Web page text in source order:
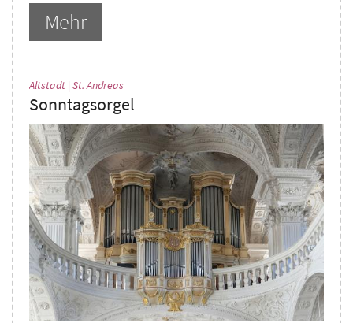
Mehr
Altstadt | St. Andreas
Sonntagsorgel